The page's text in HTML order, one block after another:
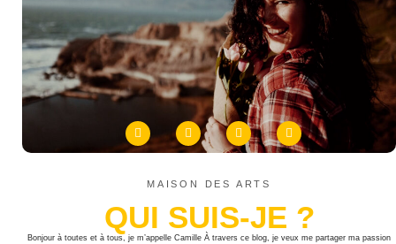
MAISON DES ARTS
QUI SUIS-JE ?
Bonjour à toutes et à tous, je m’appelle Camille À travers ce blog, je veux me partager ma passion